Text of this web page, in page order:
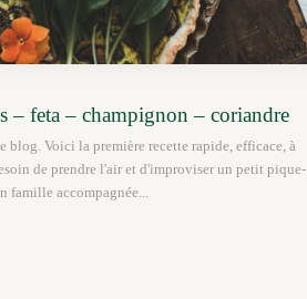
– feta – champignon – coriandre
blog. Voici la première recette rapide, efficace, à
de prendre l'air et d'improviser un petit pique-
accompagnée...